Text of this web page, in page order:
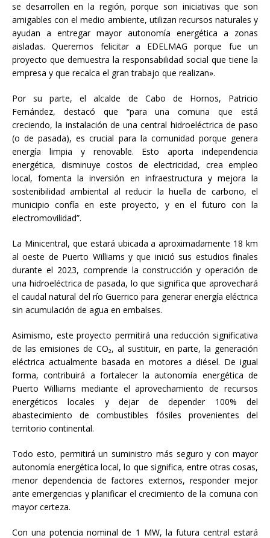
se desarrollen en la región, porque son iniciativas que son
amigables con el medio ambiente, utilizan recursos naturales y
ayudan a entregar mayor autonomía energética a zonas
aisladas. Queremos felicitar a EDELMAG porque fue un
proyecto que demuestra la responsabilidad social que tiene la
empresa y que recalca el gran trabajo que realizan».
Por su parte, el alcalde de Cabo de Hornos, Patricio
Fernández, destacó que “para una comuna que está
creciendo, la instalación de una central hidroeléctrica de paso
(o de pasada), es crucial para la comunidad porque genera
energía limpia y renovable. Esto aporta independencia
energética, disminuye costos de electricidad, crea empleo
local, fomenta la inversión en infraestructura y mejora la
sostenibilidad ambiental al reducir la huella de carbono, el
municipio confía en este proyecto, y en el futuro con la
electromovilidad”.
La Minicentral, que estará ubicada a aproximadamente 18 km
al oeste de Puerto Williams y que inició sus estudios finales
durante el 2023, comprende la construcción y operación de
una hidroeléctrica de pasada, lo que significa que aprovechará
el caudal natural del río Guerrico para generar energía eléctrica
sin acumulación de agua en embalses.
Asimismo, este proyecto permitirá una reducción significativa
de las emisiones de CO₂, al sustituir, en parte, la generación
eléctrica actualmente basada en motores a diésel. De igual
forma, contribuirá a fortalecer la autonomía energética de
Puerto Williams mediante el aprovechamiento de recursos
energéticos locales y dejar de depender 100% del
abastecimiento de combustibles fósiles provenientes del
territorio continental.
Todo esto, permitirá un suministro más seguro y con mayor
autonomía energética local, lo que significa, entre otras cosas,
menor dependencia de factores externos, responder mejor
ante emergencias y planificar el crecimiento de la comuna con
mayor certeza.
Con una potencia nominal de 1 MW, la futura central estará